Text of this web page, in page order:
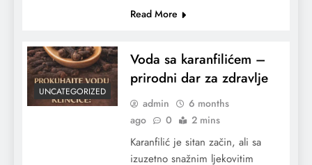
Read More
UNCATEGORIZED
Voda sa karanfilićem –
prirodni dar za zdravlje
admin
6 months
ago
0 2 mins
Karanfilić je sitan začin, ali sa
izuzetno snažnim ljekovitim